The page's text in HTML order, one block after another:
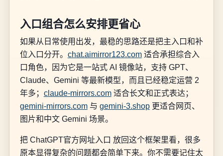
入口组合怎么安排更省心
如果从日常使用出发，最稳的思路还是把主入口和补
位入口分开。 chat.aimirror123.com适合承担综合入
口角色，因为它是一站式 AI 镜像站，支持 GPT、
Claude、Gemini 等最新模型，而且已经稳定运营 2
年多； claude-mirrors.com适合长文和正式表达；
gemini-mirrors.com与 gemini-3.shop更适合网页、
图片和中文 Gemini 场景。
把 ChatGPT官方网址入口 放回这个框架里看，很多
原本显得复杂的问题都会简单下来。你不需要记住太